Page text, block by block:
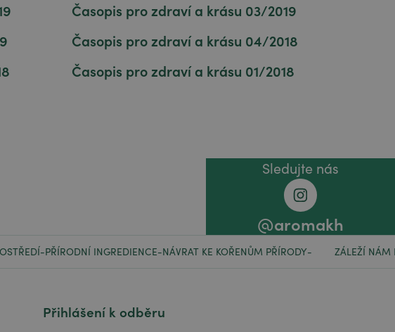
Časopis pro zdraví a krásu 03/2019
Časopis pro zdraví a krásu 04/2018
Časopis pro zdraví a krásu 01/2018
Sledujte nás
@aromakh
-PŘÍRODNÍ INGREDIENCE-NÁVRAT KE KOŘENŮM PŘÍRODY- ZÁLEŽÍ NÁM
Přihlášení k odběru